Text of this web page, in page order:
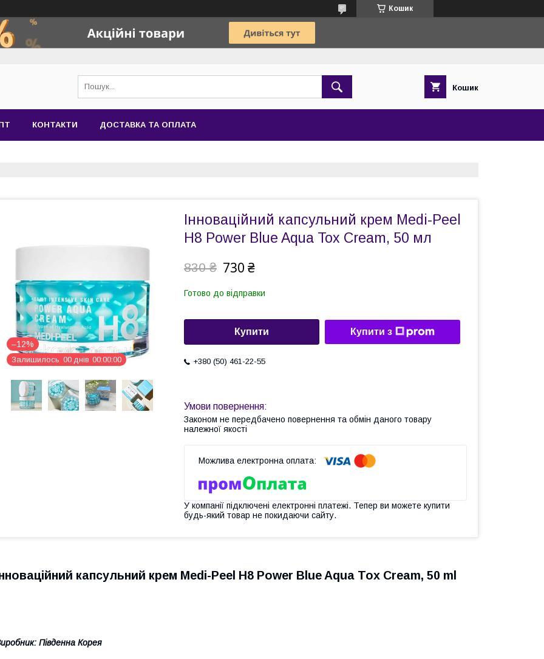
Кошик
Кошик
КОНТАКТИ ДОСТАВКА ТА ОПЛАТА
–12%
Залишилось 00 днів 00 00 00
Інноваційний капсульний крем Medi-Peel
H8 Power Blue Aqua Tox Cream, 50 мл
830 ₴ 730 ₴
Готово до відправки
Купити Купити з
+380 (50) 461-22-55
Законом не передбачено повернення та обмін даного товару
належної якості
У компанії підключені електронні платежі. Тепер ви можете купити
будь-який товар не покидаючи сайту.
капсульний крем Medi-Peel H8 Power Blue Aqua Tox Cream, 50 ml
Південна Корея